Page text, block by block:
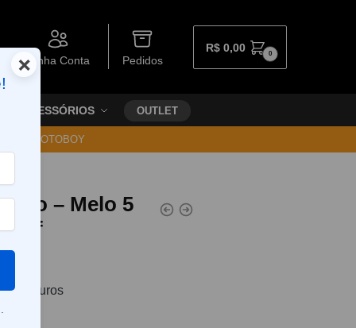
Minha Conta Pedidos
R$ 0,00 0
ACESSÓRIOS OUTLET
VIA MOTOBOY
– Melo 5
sem juros
×